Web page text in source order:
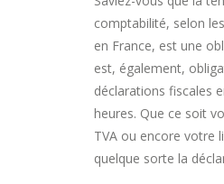
comptabilité, selon
en France, est une
est, également,
déclarations fiscales
heures. Que ce soit
TVA ou encore votre
quelque sorte la